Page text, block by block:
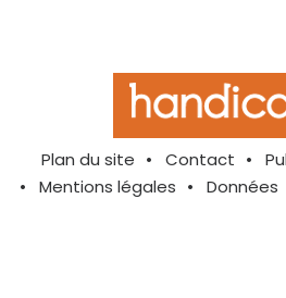
Plan du site Contact
Mentions légales
Données